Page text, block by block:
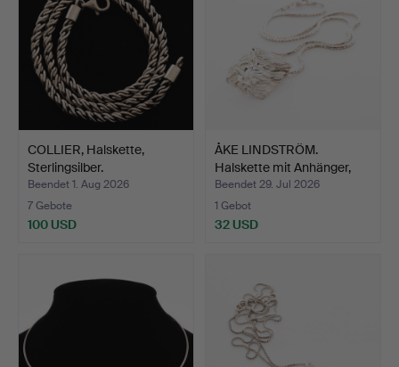
COLLIER, Halskette,
Sterlingsilber.
Beendet 1. Aug 2026
7 Gebote
100 USD
ÅKE LINDSTRÖM.
Halskette mit Anhänger,
Ste…
Beendet 29. Jul 2026
1 Gebot
32 USD